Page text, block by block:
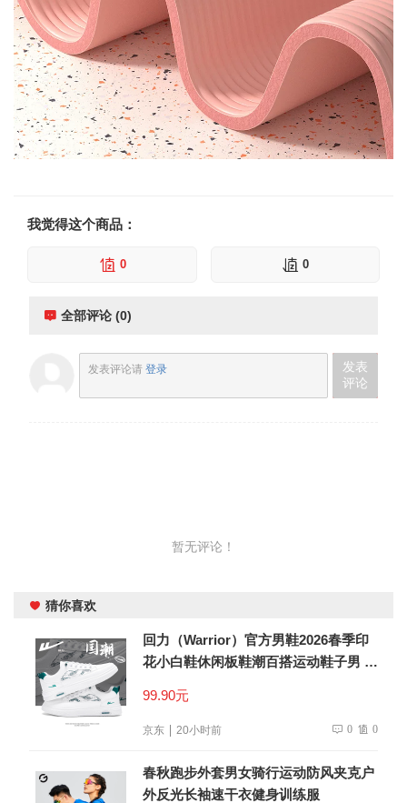
我觉得这个商品：
0 0
全部评论 (0)
发表评论请 登录
发表
评论
暂无评论！
猜你喜欢
回力（Warrior）官方男鞋2026春季印
花小白鞋休闲板鞋潮百搭运动鞋子男 白
99.90元
京东 20小时前 0 0
春秋跑步外套男女骑行运动防风夹克户
外反光长袖速干衣健身训练服